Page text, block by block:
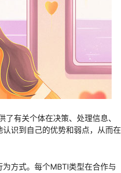
有关个体在决策、处理信息、
识到自己的优势和弱点，从而在
方式。每个MBTI类型在合作与